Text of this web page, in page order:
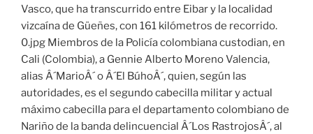
Vasco, que ha transcurrido entre Eibar y la localidad
vizcaína de Güeñes, con 161 kilómetros de recorrido.
0.jpg Miembros de la Policía colombiana custodian, en
Cali (Colombia), a Gennie Alberto Moreno Valencia,
alias Â´MarioÂ´ o Â´El BúhoÂ´, quien, según las
autoridades, es el segundo cabecilla militar y actual
máximo cabecilla para el departamento colombiano de
Nariño de la banda delincuencial Â´Los RastrojosÂ´, al